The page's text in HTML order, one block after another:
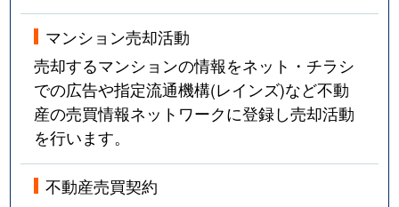
マンション売却活動
売却するマンションの情報をネット・チラシ
での広告や指定流通機構(レインズ)など不動
産の売買情報ネットワークに登録し売却活動
を行います。
不動産売買契約